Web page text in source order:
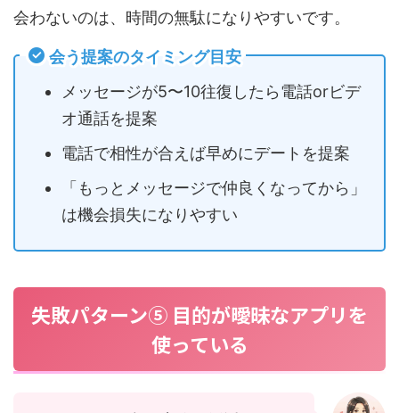
会わないのは、時間の無駄になりやすいです。
会う提案のタイミング目安
メッセージが5〜10往復したら電話orビデ
オ通話を提案
電話で相性が合えば早めにデートを提案
「もっとメッセージで仲良くなってから」
は機会損失になりやすい
失敗パターン⑤ 目的が曖昧なアプリを
使っている